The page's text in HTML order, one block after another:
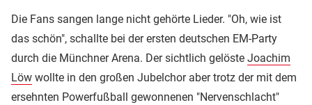
Die Fans sangen lange nicht gehörte Lieder. "Oh, wie ist
das schön", schallte bei der ersten deutschen EM-Party
durch die Münchner Arena. Der sichtlich gelöste Joachim
Löw wollte in den großen Jubelchor aber trotz der mit dem
ersehnten Powerfußball gewonnenen "Nervenschlacht"